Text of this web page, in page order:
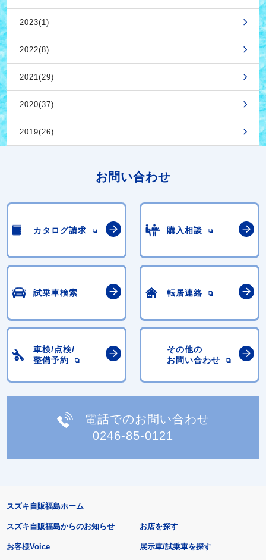
2023(1)
2022(8)
2021(29)
2020(37)
2019(26)
お問い合わせ
カタログ請求 購入相談
試乗車検索 転居連絡
車検/点検/
整備予約
その他の
お問い合わせ
電話でのお問い合わせ
0246-85-0121
スズキ自販福島ホーム
スズキ自販福島からのお知らせ
お客様Voice
お店を探す
展示車/試乗車を探す